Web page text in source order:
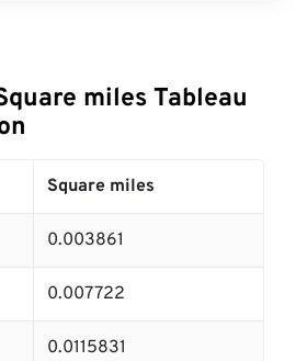
miles Tableau
Square miles
0.003861
0.007722
0.0115831